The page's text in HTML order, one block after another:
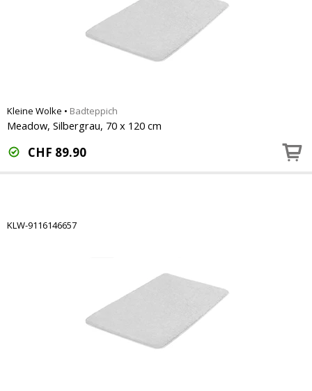
Kleine Wolke • Badteppich
Meadow, Silbergrau, 70 x 120 cm
CHF 89.90
KLW-9116146657